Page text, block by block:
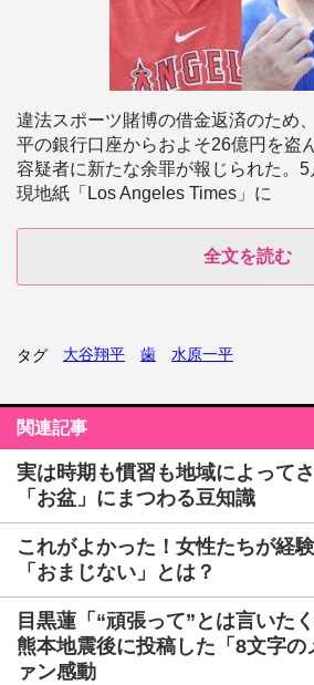
違法スポーツ賭博の借金返済のため
平の銀行口座からおよそ26億円を盗
容疑者に新たな余罪が報じられた。
現地紙「Los Angeles Times」に
全文を読む
タグ 大谷翔平 歯 水原一平
関連記事
実は時期も慣習も地域によって
「お盆」にまつわる豆知識
これがよかった！女性たちが経
「おまじない」とは？
目黒蓮「“頑張って”とは言いた
熊本地震後に投稿した「8文字の
ァン感動